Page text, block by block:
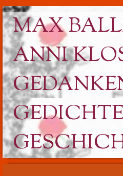
MAX
ANNI
EDANKEN
EDICHTE